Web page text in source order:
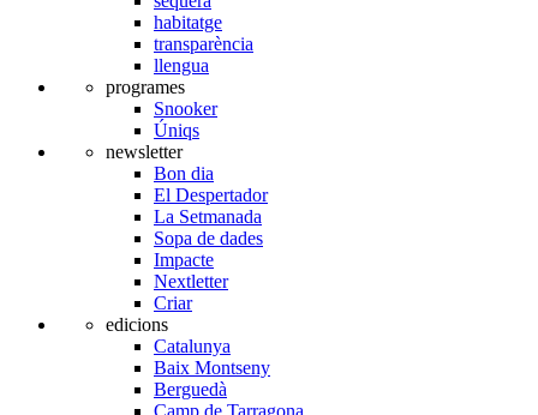
habitatge
transparència
llengua
programes
Snooker
Úniqs
newsletter
Bon dia
El Despertador
La Setmanada
Sopa de dades
Impacte
Nextletter
Criar
edicions
Catalunya
Baix Montseny
Berguedà
Camp de Tarragona